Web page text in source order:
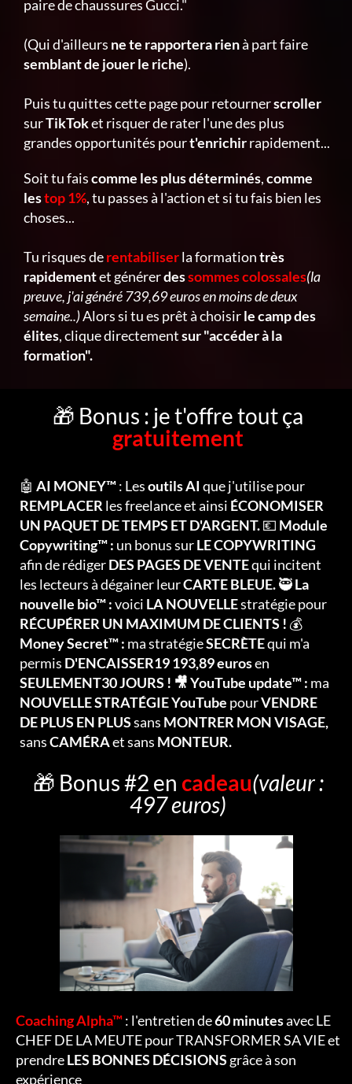
paire de chaussures Gucci."
(Qui d'ailleurs ne te rapportera rienà part faire
semblant de jouer le riche).
Puis tu quittes cette page pour retournerscroller
surTikToket risquer de rater l'une des plus
grandes opportunités pourt'enrichirrapidement...
Soit tu faiscomme les plus déterminés,comme
lestop 1%, tu passes à l'action et si tu fais bien les
choses...
Tu risques derentabiliserla formationtrès
rapidementet générerdessommes colossales(la
preuve, j'ai généré 739,69 euros en moins de deux
semaine..)Alors si tu es prêt à choisirle camp des
élites, clique directementsur "accéder à la
formation".
🎁 Bonus : je t'offre tout ça
gratuitement
🤖 AI MONEY™: Lesoutils AI que j'utilise pour
REMPLACER les freelance et ainsi ÉCONOMISER
UN PAQUET DE TEMPS ET D'ARGENT.💶 Module
Copywriting™ : un bonus surLE COPYWRITING
afin de rédigerDES PAGES DE VENTEqui incitent
les lecteurs à dégainer leurCARTE BLEUE.🥷La
nouvelle bio™ :voici LA NOUVELLEstratégie pour
RÉCUPÉRER UN MAXIMUM DE CLIENTS ! 💰
Money Secret™ : ma stratégieSECRÈTEqui m'a
permis D'ENCAISSER19 193,89 eurosen
SEULEMENT30 JOURS ! 🎥 YouTube update™ : ma
NOUVELLE STRATÉGIE YouTube pourVENDRE
DE PLUS EN PLUSsans MONTRER MON VISAGE,
sansCAMÉRAet sans MONTEUR.
🎁 Bonus #2 en cadeau(valeur :
497 euros)
Coaching Alpha™: l'entretien de60 minutesavec LE
CHEF DE LA MEUTE pour TRANSFORMER SA VIE et
prendreLES BONNES DÉCISIONS grâce à son
expérience